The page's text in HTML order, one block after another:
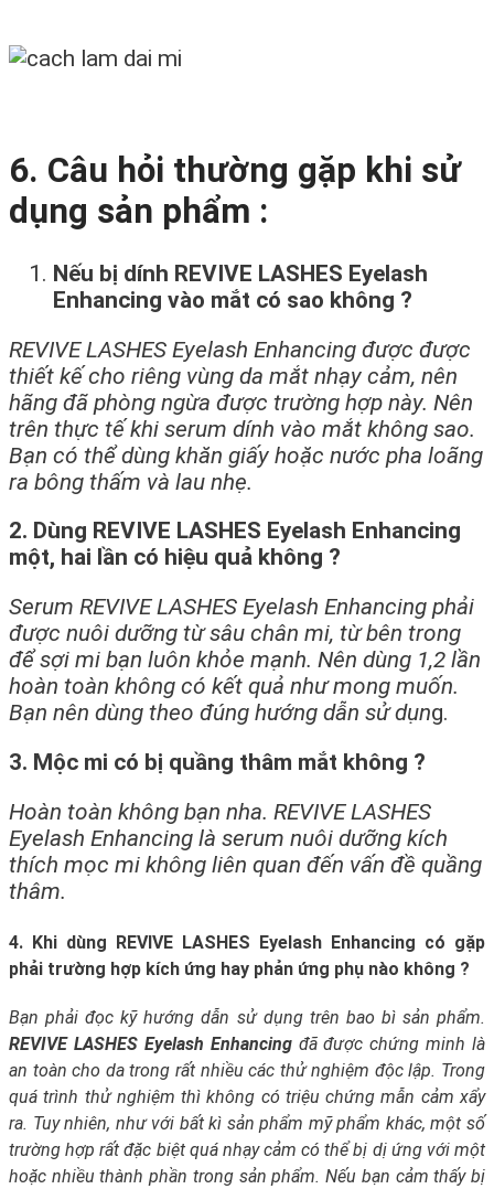
6. Câu hỏi thường gặp khi sử
dụng sản phẩm :
Nếu bị dính REVIVE LASHES Eyelash
Enhancing vào mắt có sao không ?
REVIVE LASHES Eyelash Enhancing được được
thiết kế cho riêng vùng da mắt nhạy cảm, nên
hãng đã phòng ngừa được trường hợp này. Nên
trên thực tế khi serum dính vào mắt không sao.
Bạn có thể dùng khăn giấy hoặc nước pha loãng
ra bông thấm và lau nhẹ.
2. Dùng REVIVE LASHES Eyelash Enhancing
một, hai lần có hiệu quả không ?
Serum REVIVE LASHES Eyelash Enhancing phải
được nuôi dưỡng từ sâu chân mi, từ bên trong
để sợi mi bạn luôn khỏe mạnh. Nên dùng 1,2 lần
hoàn toàn không có kết quả như mong muốn.
Bạn nên dùng theo đúng hướng dẫn sử dụng.
3. Mộc mi có bị quầng thâm mắt không ?
Hoàn toàn không bạn nha. REVIVE LASHES
Eyelash Enhancing là serum nuôi dưỡng kích
thích mọc mi không liên quan đến vấn đề quầng
thâm.
4. Khi dùng REVIVE LASHES Eyelash Enhancing có gặp
phải trường hợp kích ứng hay phản ứng phụ nào không ?
Bạn phải đọc kỹ hướng dẫn sử dụng trên bao bì sản phẩm.
REVIVE LASHES Eyelash Enhancing đã được chứng minh là
an toàn cho da trong rất nhiều các thử nghiệm độc lập. Trong
quá trình thử nghiệm thì không có triệu chứng mẫn cảm xẩy
ra. Tuy nhiên, như với bất kì sản phẩm mỹ phẩm khác, một số
trường hợp rất đặc biệt quá nhạy cảm có thể bị dị ứng với một
hoặc nhiều thành phần trong sản phẩm. Nếu bạn cảm thấy bị